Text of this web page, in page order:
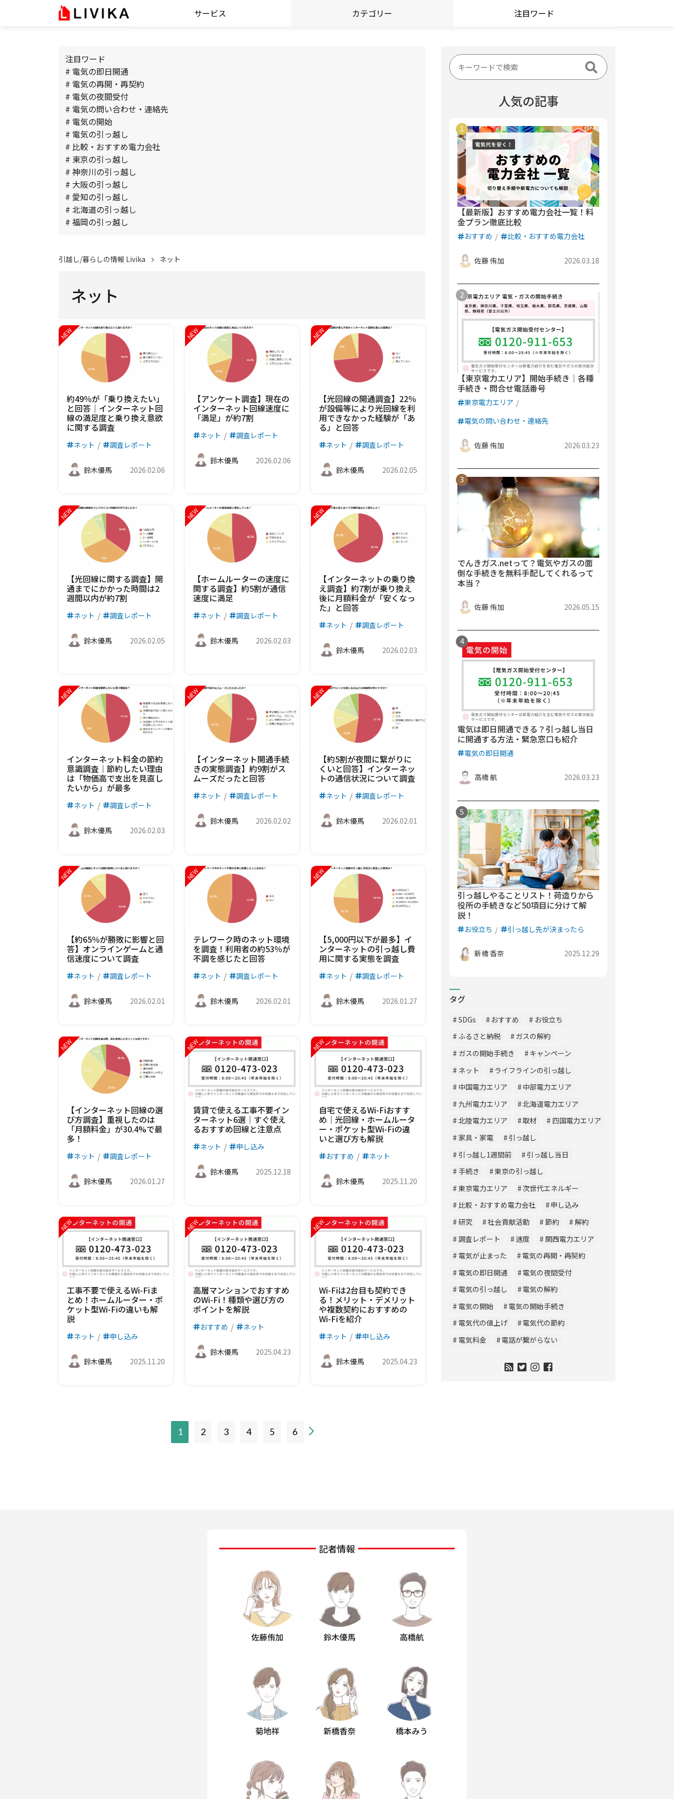
サービス カテゴリー 注目ワード
注目ワード
# 電気の即日開通
# 電気の再開・再契約
# 電気の夜間受付
# 電気の問い合わせ・連絡先
# 電気の開始
# 電気の引っ越し
# 比較・おすすめ電力会社
# 東京の引っ越し
# 神奈川の引っ越し
# 大阪の引っ越し
# 愛知の引っ越し
# 北海道の引っ越し
# 福岡の引っ越し
引越し/暮らしの情報 Livika ネット
ネット
約49％が「乗り換えたい」
と回答｜インターネット回
線の満足度と乗り換え意欲
に関する調査
ネット 調査レポート
鈴木優馬 2026.02.06
【アンケート調査】現在の
インターネット回線速度に
「満足」が約7割
ネット 調査レポート
鈴木優馬 2026.02.06
【光回線の開通調査】22％
が設備等により光回線を利
用できなかった経験が「あ
る」と回答
ネット 調査レポート
鈴木優馬 2026.02.05
【光回線に関する調査】開
通までにかかった時間は2
週間以内が約7割
ネット 調査レポート
鈴木優馬 2026.02.05
【ホームルーターの速度に
関する調査】約5割が通信
速度に満足
ネット 調査レポート
鈴木優馬 2026.02.03
【インターネットの乗り換
え調査】約7割が乗り換え
後に月額料金が「安くなっ
た」と回答
ネット 調査レポート
鈴木優馬 2026.02.03
インターネット料金の節約
意識調査｜節約したい理由
は「物価高で支出を見直し
たいから」が最多
ネット 調査レポート
鈴木優馬 2026.02.03
【インターネット開通手続
きの実態調査】約9割がス
ムーズだったと回答
ネット 調査レポート
鈴木優馬 2026.02.02
【約5割が夜間に繋がりに
くいと回答】インターネッ
トの通信状況について調査
ネット 調査レポート
鈴木優馬 2026.02.01
【約65％が勝敗に影響と回
答】オンラインゲームと通
信速度について調査
ネット 調査レポート
鈴木優馬 2026.02.01
テレワーク時のネット環境
を調査！利用者の約53％が
不調を感じたと回答
ネット 調査レポート
鈴木優馬 2026.02.01
【5,000円以下が最多】イ
ンターネットの引っ越し費
用に関する実態を調査
ネット 調査レポート
鈴木優馬 2026.01.27
【インターネット回線の選
び方調査】重視したのは
「月額料金」が30.4%で最
多！
ネット 調査レポート
鈴木優馬 2026.01.27
賃貸で使える工事不要イン
ターネット6選｜すぐ使え
るおすすめ回線と注意点
ネット 申し込み
鈴木優馬 2025.12.18
自宅で使えるWi-Fiおすす
め｜光回線・ホームルータ
ー・ポケット型Wi-Fiの違
いと選び方も解説
おすすめ ネット
鈴木優馬 2025.11.20
工事不要で使えるWi-Fiま
とめ！ホームルーター・ポ
ケット型Wi-Fiの違いも解
説
ネット 申し込み
鈴木優馬 2025.11.20
高層マンションでおすすめ
のWi-Fi！種類や選び方の
ポイントを解説
おすすめ ネット
鈴木優馬 2025.04.23
Wi-Fiは2台目も契約でき
る！メリット・デメリット
や複数契約におすすめの
Wi-Fiを紹介
ネット 申し込み
鈴木優馬 2025.04.23
1
在
2 3 4 5 6
人気の記事
【最新版】おすすめ電力会社一覧！料
金プラン徹底比較
おすすめ 比較・おすすめ電力会社
佐藤 侑加 2026.03.18
【東京電力エリア】開始手続き｜各種
手続き・問合せ電話番号
東京電力エリア
電気の問い合わせ・連絡先
佐藤 侑加 2026.03.23
でんきガス.netって？電気やガスの面
倒な手続きを無料手配してくれるって
本当？
佐藤 侑加 2026.05.15
電気は即日開通できる？引っ越し当日
に開通する方法・緊急窓口も紹介
電気の即日開通
高橋 航 2026.03.23
引っ越しやることリスト！荷造りから
役所の手続きなど50項目に分けて解
説！
お役立ち 引っ越し先が決まったら
新橋 香奈 2025.12.29
タグ
SDGs おすすめ
お役立ち
ふるさと納税
ガスの解約
ガスの開始手続き
キャンペーン
ネット
ライフラインの引っ越し
中国電力エリア
中部電力エリア
九州電力エリア
北海道電力エリア
北陸電力エリア
取材
四国電力エリア
家具・家電
引っ越し
引っ越し1週間前
引っ越し当日
手続き
東京の引っ越し
東京電力エリア
次世代エネルギー
比較・おすすめ電力会社
申し込み
研究
社会貢献活動 節約
解約
調査レポート
速度
関西電力エリア
電気が止まった
電気の再開・再契約
電気の即日開通
電気の夜間受付
電気の引っ越し
電気の解約
電気の開始
電気の開始手続き
電気代の値上げ
電気代の節約
電気料金
電話が繋がらない
記者情報
佐藤侑加 鈴木優馬 高橋航
菊地祥 新橋香奈 橋本みう